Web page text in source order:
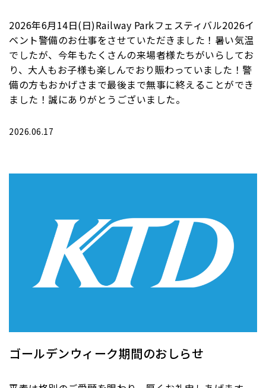
2026年6月14日(日)Railway Parkフェスティバル2026イ
ベント警備のお仕事をさせていただきました！暑い気温
でしたが、今年もたくさんの来場者様たちがいらしてお
り、大人もお子様も楽しんでおり賑わっていました！警
備の方もおかげさまで最後まで無事に終えることができ
ました！誠にありがとうございました。
2026.06.17
ゴールデンウィーク期間のおしらせ